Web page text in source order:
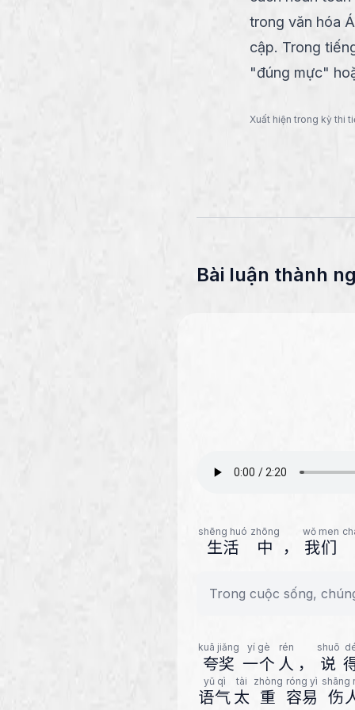
trong văn hóa
cập. Trong
"đúng mực"
Xuất hiện trong kỳ thi
Bài luận thành
shēng huó
生活
zhōng
中 ，
wǒ men
我们
Trong cuộc sống,
kuā jiǎng
夸奖
yí gè
一个
rén
人 ，
shuō
说
yǔ qì
语气
tài
太
zhòng
重
róng yì
容易
shāng
伤